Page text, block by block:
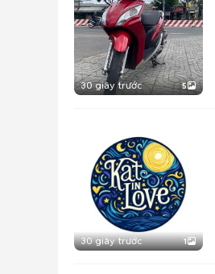
30 giây trước 5
30 giây trước 1